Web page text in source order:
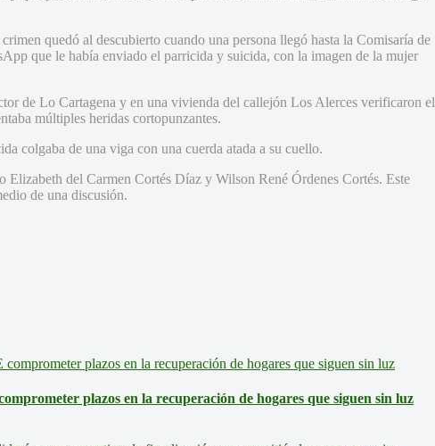
quedó al descubierto cuando una persona llegó hasta la Comisaría de
que le había enviado el parricida y suicida, con la imagen de la mujer
de Lo Cartagena y en una vivienda del callejón Los Alerces verificaron el
múltiples heridas cortopunzantes.
colgaba de una viga con una cuerda atada a su cuello.
Elizabeth del Carmen Cortés Díaz y Wilson René Órdenes Cortés. Este
de una discusión.
plazos en la recuperación de hogares que siguen sin luz